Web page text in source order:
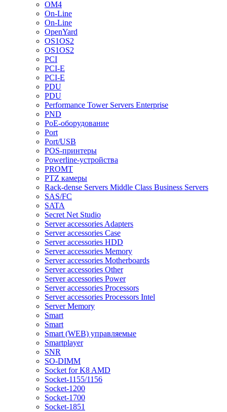
OM4
On-Line
On-Line
OpenYard
OS1OS2
OS1OS2
PCI
PCI-E
PCI-E
PDU
PDU
Performance Tower Servers Enterprise
PND
PoE-оборудование
Port
Port/USB
POS-принтеры
Powerline-устройства
PROMT
PTZ камеры
Rack-dense Servers Middle Class Business Servers
SAS/FC
SATA
Secret Net Studio
Server accessories Adapters
Server accessories Case
Server accessories HDD
Server accessories Memory
Server accessories Motherboards
Server accessories Other
Server accessories Power
Server accessories Processors
Server accessories Processors Intel
Server Memory
Smart
Smart
Smart (WEB) управляемые
Smartplayer
SNR
SO-DIMM
Socket for K8 AMD
Socket-1155/1156
Socket-1200
Socket-1700
Socket-1851